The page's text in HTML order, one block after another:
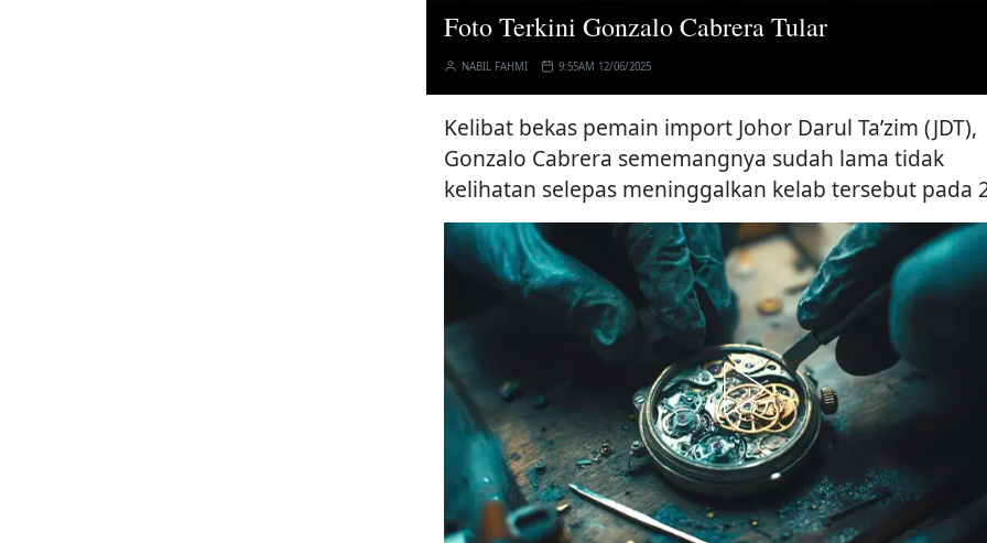
Foto Terkini Gonzalo Cabrera Tular
NABIL FAHMI 9:55AM 12/06/2025
Kelibat bekas pemain import Johor Darul Ta’zim (JDT),
Gonzalo Cabrera sememangnya sudah lama tidak
kelihatan selepas meninggalkan kelab tersebut pada